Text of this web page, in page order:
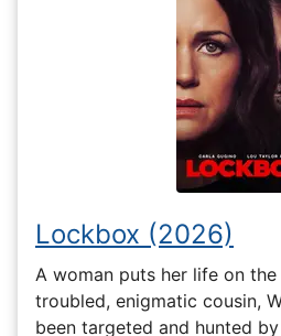
Lockbox (2026)
A woman puts her life on
troubled, enigmatic cousin,
been targeted and hunted